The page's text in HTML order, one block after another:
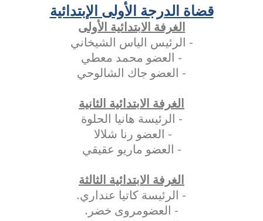
قضاة الدرجة الأولى الإبتدائية
الغرفة الابتدائية الأولى
- الرئيس الياس الشيخاني
- العضو محمد معطي
- العضو جاك الشالوحي
الغرفة الابتدائية الثانية
- الرئيسة هانيا الحلوة
- العضو رنا شلالا
- العضو ماريو عقيقي
الغرفة الابتدائية الثالثة
- الرئيسة كاتيا عنداري.
- العضومروى خضر.